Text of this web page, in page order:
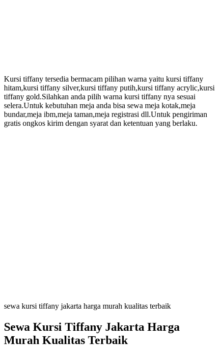
Kursi tiffany tersedia bermacam pilihan warna yaitu kursi tiffany
hitam,kursi tiffany silver,kursi tiffany putih,kursi tiffany acrylic,kursi
tiffany gold.Silahkan anda pilih warna kursi tiffany nya sesuai
selera.Untuk kebutuhan meja anda bisa sewa meja kotak,meja
bundar,meja ibm,meja taman,meja registrasi dll.Untuk pengiriman
gratis ongkos kirim dengan syarat dan ketentuan yang berlaku.
sewa kursi tiffany jakarta harga murah kualitas terbaik
Sewa Kursi Tiffany Jakarta Harga
Murah Kualitas Terbaik